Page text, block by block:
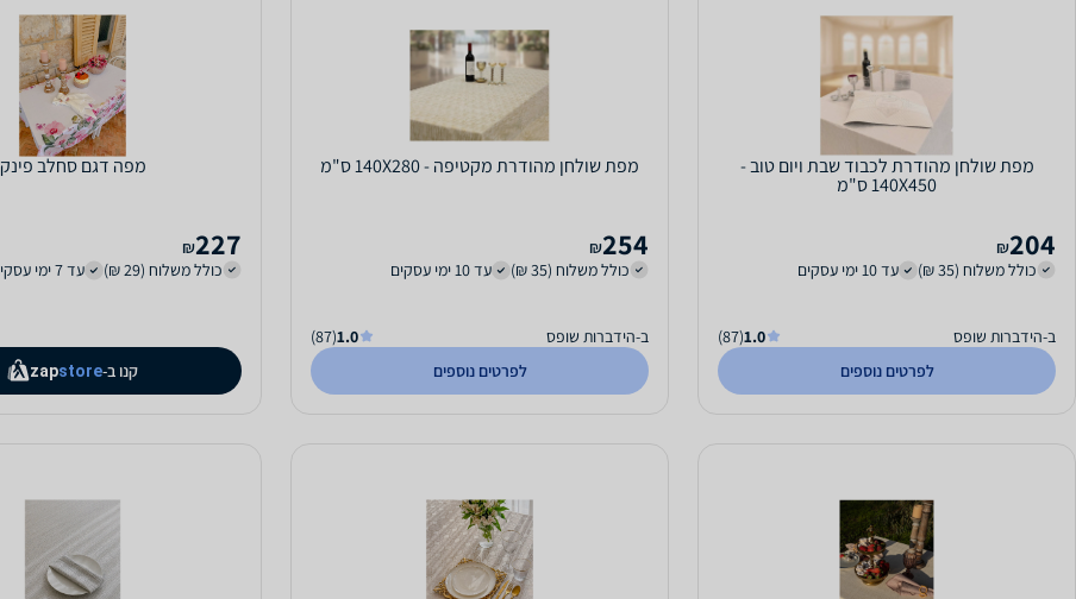
מפת שולחן מהודרת לכבוד שבת ויום טוב -
140X450 ס"מ
204
₪
כולל משלוח (35 ₪)
עד 10 ימי עסקים
ב-הידברות שופס 1.0
(87)
לפרטים נוספים
מפת שולחן מהודרת מקטיפה - 140X280 ס"מ
254
₪
כולל משלוח (35 ₪)
עד 10 ימי עסקים
ב-הידברות שופס 1.0
(87)
לפרטים נוספים
מפה דגם סחלב פינק
227
₪
כולל משלוח (29 ₪)
עד 7 ימי עסקים
קנו ב- zapstore